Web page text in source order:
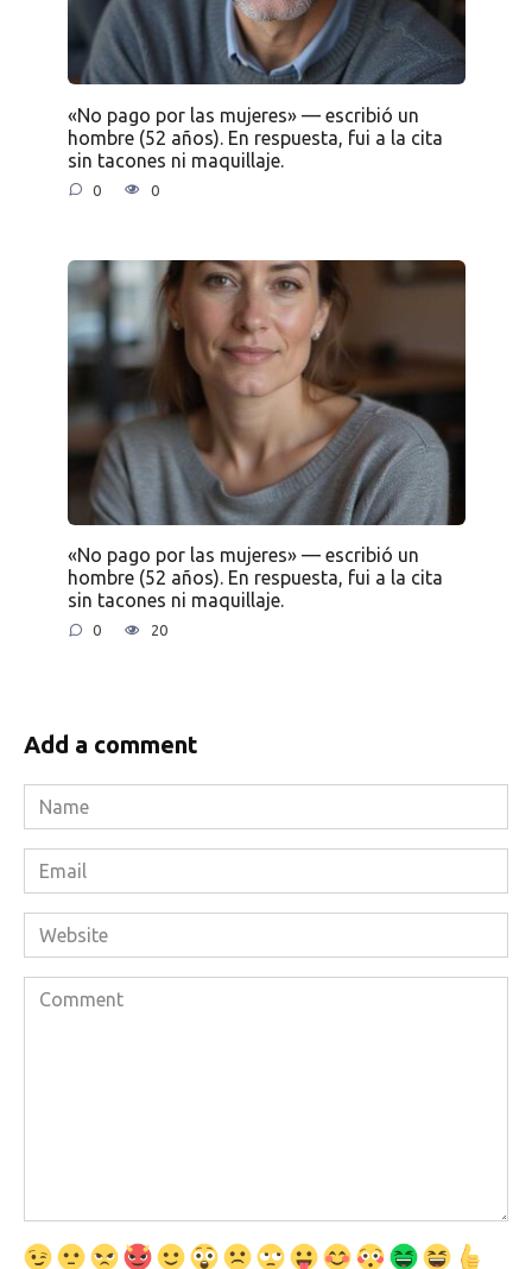
«No pago por las mujeres» — escribió un
hombre (52 años). En respuesta, fui a la cita
sin tacones ni maquillaje.
0 0
«No pago por las mujeres» — escribió un
hombre (52 años). En respuesta, fui a la cita
sin tacones ni maquillaje.
0 20
Add a comment
Name
*
Email
*
Website
Comment